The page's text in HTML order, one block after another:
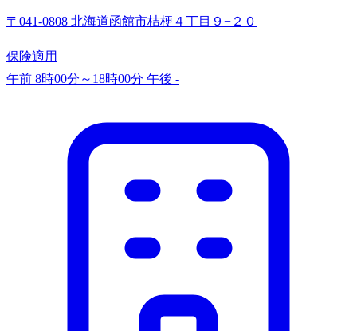
〒041-0808 北海道函館市桔梗４丁目９−２０
保険適用
午前 8時00分～18時00分 午後 -